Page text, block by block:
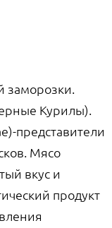
заморозки.
Курилы).
представители
Мясо
вкус и
продукт